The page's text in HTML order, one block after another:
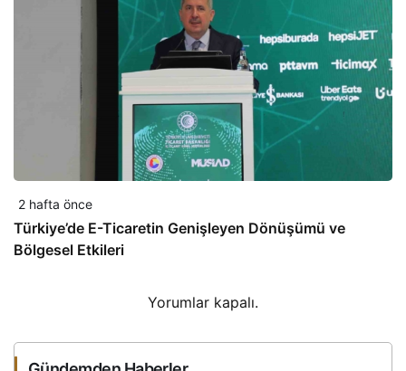
2 hafta önce
Türkiye’de E-Ticaretin Genişleyen Dönüşümü ve
Bölgesel Etkileri
Yorumlar kapalı.